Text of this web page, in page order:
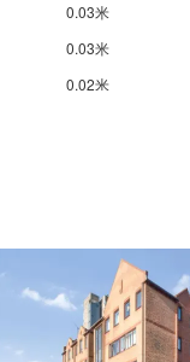
0.03米
0.03米
0.02米
0.01米
0.01米